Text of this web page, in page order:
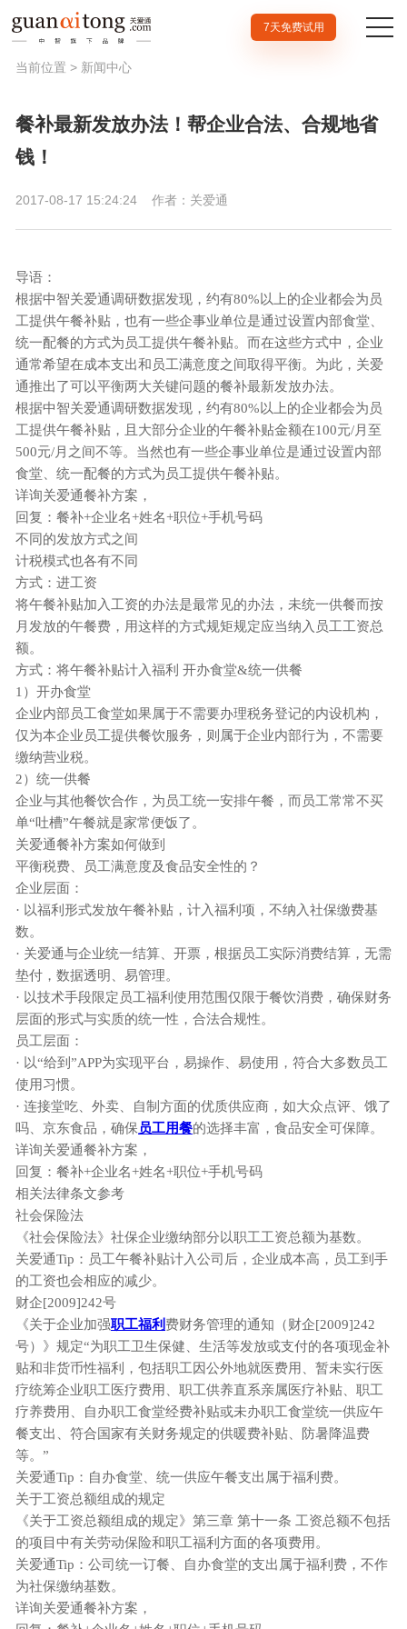
7天免费试用
当前位置 > 新闻中心
餐补最新发放办法！帮企业合法、合规地省
钱！
2017-08-17 15:24:24 作者：关爱通
导语：
根据中智关爱通调研数据发现，约有80%以上的企业都会为员
工提供午餐补贴，也有一些企事业单位是通过设置内部食堂、
统一配餐的方式为员工提供午餐补贴。而在这些方式中，企业
通常希望在成本支出和员工满意度之间取得平衡。为此，关爱
通推出了可以平衡两大关键问题的餐补最新发放办法。
根据中智关爱通调研数据发现，约有80%以上的企业都会为员
工提供午餐补贴，且大部分企业的午餐补贴金额在100元/月至
500元/月之间不等。当然也有一些企事业单位是通过设置内部
食堂、统一配餐的方式为员工提供午餐补贴。
详询关爱通餐补方案，
回复：餐补+企业名+姓名+职位+手机号码
不同的发放方式之间
计税模式也各有不同
方式：进工资
将午餐补贴加入工资的办法是最常见的办法，未统一供餐而按
月发放的午餐费，用这样的方式规矩规定应当纳入员工工资总
额。
方式：将午餐补贴计入福利 开办食堂&统一供餐
1）开办食堂
企业内部员工食堂如果属于不需要办理税务登记的内设机构，
仅为本企业员工提供餐饮服务，则属于企业内部行为，不需要
缴纳营业税。
2）统一供餐
企业与其他餐饮合作，为员工统一安排午餐，而员工常常不买
单“吐槽”午餐就是家常便饭了。
关爱通餐补方案如何做到
平衡税费、员工满意度及食品安全性的？
企业层面：
· 以福利形式发放午餐补贴，计入福利项，不纳入社保缴费基
数。
· 关爱通与企业统一结算、开票，根据员工实际消费结算，无需
垫付，数据透明、易管理。
· 以技术手段限定员工福利使用范围仅限于餐饮消费，确保财务
层面的形式与实质的统一性，合法合规性。
员工层面：
· 以“给到”APP为实现平台，易操作、易使用，符合大多数员工
使用习惯。
· 连接堂吃、外卖、自制方面的优质供应商，如大众点评、饿了
吗、京东食品，确保 员工用餐的选择丰富，食品安全可保障。
详询关爱通餐补方案，
回复：餐补+企业名+姓名+职位+手机号码
相关法律条文参考
社会保险法
《社会保险法》社保企业缴纳部分以职工工资总额为基数。
关爱通Tip：员工午餐补贴计入公司后，企业成本高，员工到手
的工资也会相应的减少。
财企[2009]242号
《关于企业加强职工福利 费财务管理的通知（财企[2009]242
号）》规定“为职工卫生保健、生活等发放或支付的各项现金补
贴和非货币性福利，包括职工因公外地就医费用、暂未实行医
疗统筹企业职工医疗费用、职工供养直系亲属医疗补贴、职工
疗养费用、自办职工食堂经费补贴或未办职工食堂统一供应午
餐支出、符合国家有关财务规定的供暖费补贴、防暑降温费
等。”
关爱通Tip：自办食堂、统一供应午餐支出属于福利费。
关于工资总额组成的规定
《关于工资总额组成的规定》第三章 第十一条 工资总额不包括
的项目中有关劳动保险和职工福利方面的各项费用。
关爱通Tip：公司统一订餐、自办食堂的支出属于福利费，不作
为社保缴纳基数。
详询关爱通餐补方案，